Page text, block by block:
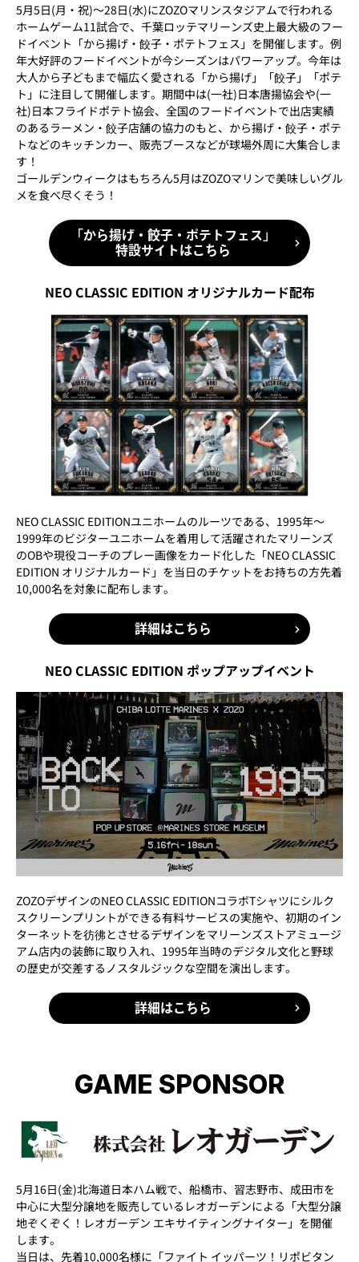
5月5日(月・祝)～28日(水)にZOZOマリンスタジアムで行われる
ホームゲーム11試合で、千葉ロッテマリーンズ史上最大級のフー
ドイベント「から揚げ・餃子・ポテトフェス」を開催します。例
年大好評のフードイベントが今シーズンはパワーアップ。今年は
大人から子どもまで幅広く愛される「から揚げ」「餃子」「ポテ
ト」に注目して開催します。期間中は(一社)日本唐揚協会や(一
社)日本フライドポテト協会、全国のフードイベントで出店実績
のあるラーメン・餃子店舗の協力のもと、から揚げ・餃子・ポテ
トなどのキッチンカー、販売ブースなどが球場外周に大集合しま
す！
ゴールデンウィークはもちろん5月はZOZOマリンで美味しいグル
メを食べ尽くそう！
「から揚げ・餃子・ポテトフェス」
特設サイトはこちら
NEO CLASSIC EDITION オリジナルカード配布
NEO CLASSIC EDITIONユニホームのルーツである、1995年～
1999年のビジターユニホームを着用して活躍されたマリーンズ
のOBや現役コーチのプレー画像をカード化した「NEO CLASSIC
EDITION オリジナルカード」を当日のチケットをお持ちの方先着
10,000名を対象に配布します。
詳細はこちら
NEO CLASSIC EDITION ポップアップイベント
ZOZOデザインのNEO CLASSIC EDITIONコラボTシャツにシルク
スクリーンプリントができる有料サービスの実施や、初期のイン
ターネットを彷彿とさせるデザインをマリーンズストアミュージ
アム店内の装飾に取り入れ、1995年当時のデジタル文化と野球
の歴史が交差するノスタルジックな空間を演出します。
詳細はこちら
GAME SPONSOR
5月16日(金)北海道日本ハム戦で、船橋市、習志野市、成田市を
中心に大型分譲地を販売しているレオガーデンによる「大型分譲
地ぞくぞく！レオガーデン エキサイティングナイター」を開催
します。
当日は、先着10,000名様に「ファイト イッパーツ！リポビタン